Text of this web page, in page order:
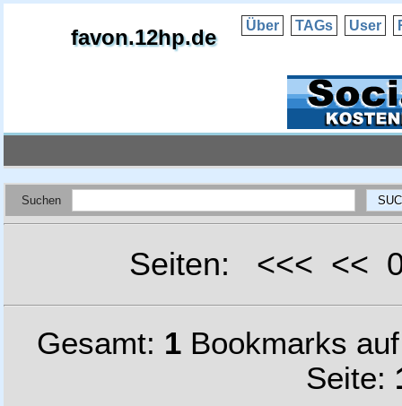
favon.12hp.de Über TAGs User
Suchen
Seiten: <<< <<
Gesamt: 1Bookmarks
Seite: